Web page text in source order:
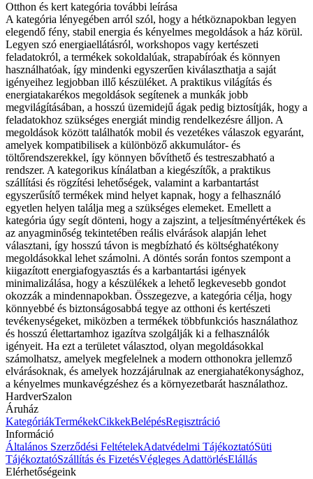
Otthon és kert kategória további leírása
A kategória lényegében arról szól, hogy a hétköznapokban legyen
elegendő fény, stabil energia és kényelmes megoldások a ház körül.
Legyen szó energiaellátásról, workshopos vagy kertészeti
feladatokról, a termékek sokoldalúak, strapabíróak és könnyen
használhatóak, így mindenki egyszerűen kiválaszthatja a saját
igényeihez legjobban illő készüléket. A praktikus világítás és
energiatakarékos megoldások segítenek a munkák jobb
megvilágításában, a hosszú üzemidejű ágak pedig biztosítják, hogy a
feladatokhoz szükséges energiát mindig rendelkezésre álljon. A
megoldások között találhatók mobil és vezetékes válaszok egyaránt,
amelyek kompatibilisek a különböző akkumulátor- és
töltőrendszerekkel, így könnyen bővíthető és testreszabható a
rendszer. A kategorikus kínálatban a kiegészítők, a praktikus
szállítási és rögzítési lehetőségek, valamint a karbantartást
egyszerűsítő termékek mind helyet kapnak, hogy a felhasználó
egyetlen helyen találja meg a szükséges elemeket. Emellett a
kategória úgy segít dönteni, hogy a zajszint, a teljesítményértékek és
az anyagminőség tekintetében reális elvárások alapján lehet
választani, így hosszú távon is megbízható és költséghatékony
megoldásokkal lehet számolni. A döntés során fontos szempont a
kiigazított energiafogyasztás és a karbantartási igények
minimalizálása, hogy a készülékek a lehető legkevesebb gondot
okozzák a mindennapokban. Összegezve, a kategória célja, hogy
könnyebbé és biztonságosabbá tegye az otthoni és kertészeti
tevékenységeket, miközben a termékek többfunkciós használathoz
és hosszú élettartamhoz igazítva szolgálják ki a felhasználók
igényeit. Ha ezt a területet választod, olyan megoldásokkal
számolhatsz, amelyek megfelelnek a modern otthonokra jellemző
elvárásoknak, és amelyek hozzájárulnak az energiahatékonysághoz,
a kényelmes munkavégzéshez és a környezetbarát használathoz.
HardverSzalon
Áruház
KategóriákTermékekCikkekBelépésRegisztráció
Információ
Általános Szerződési FeltételekAdatvédelmi TájékoztatóSüti
TájékoztatóSzállítás és FizetésVégleges AdattörlésElállás
Elérhetőségeink